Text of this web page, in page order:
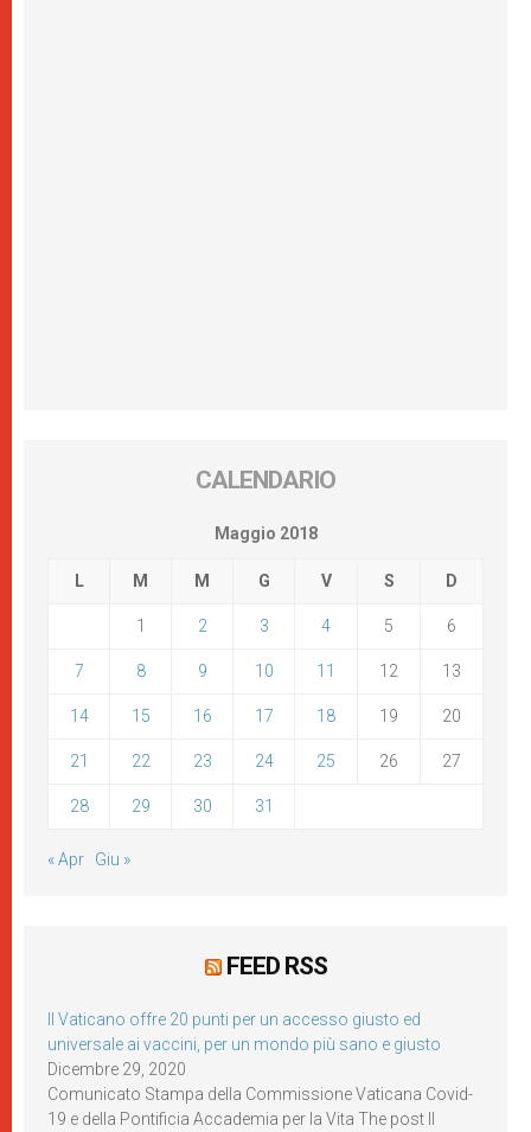
CALENDARIO
Maggio 2018
L M M G V S D
1 2 3 4 5 6
7 8 9 10 11 12 13
14 15 16 17 18 19 20
21 22 23 24 25 26 27
28 29 30 31
« Apr Giu »
FEED RSS
Il Vaticano offre 20 punti per un accesso giusto ed
universale ai vaccini, per un mondo più sano e giusto
Dicembre 29, 2020
Comunicato Stampa della Commissione Vaticana Covid-
19 e della Pontificia Accademia per la Vita The post Il